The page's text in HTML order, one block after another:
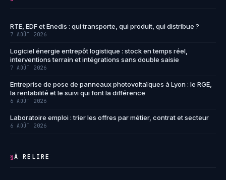
RTE, EDF et Enedis : qui transporte, qui produit, qui distribue ?
7 AOÛT 2026
Logiciel énergie entrepôt logistique : stock en temps réel,
interventions terrain et intégrations sans double saisie
7 AOÛT 2026
Entreprise de pose de panneaux photovoltaïques à Lyon : le RGE,
la rentabilité et le suivi qui font la différence
6 AOÛT 2026
Laboratoire emploi : trier les offres par métier, contrat et secteur
6 AOÛT 2026
§À RELIRE